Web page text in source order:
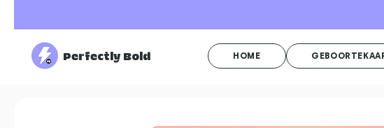
Perfectly Bold HOME